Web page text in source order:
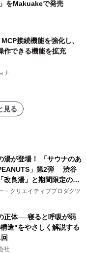
をMakuakeで発売
接続機能を強化し、
作できる機能を拡充
ナ
見る
湯が登場！ 「サウナのあ
」第2弾 渋谷
改良湯」と期間限定のコ
ン サウナイキタイコラ
決定！
・クリエイティブプロダクツ
正体──寝ると呼吸が弱
造"をやさしく解説する
社